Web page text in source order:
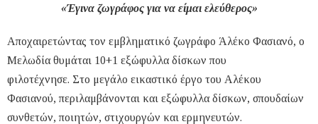
«Έγινα ζωγράφος για να είμαι ελεύθερος»
Αποχαιρετώντας τον εμβληματικό ζωγράφο Άλέκο Φασιανό, ο
Μελωδία θυμάται 10+1 εξώφυλλα δίσκων που
φιλοτέχνησε. Στο μεγάλο εικαστικό έργο του Αλέκου
Φασιανού, περιλαμβάνονται και εξώφυλλα δίσκων, σπουδαίων
συνθετών, ποιητών, στιχουργών και ερμηνευτών.